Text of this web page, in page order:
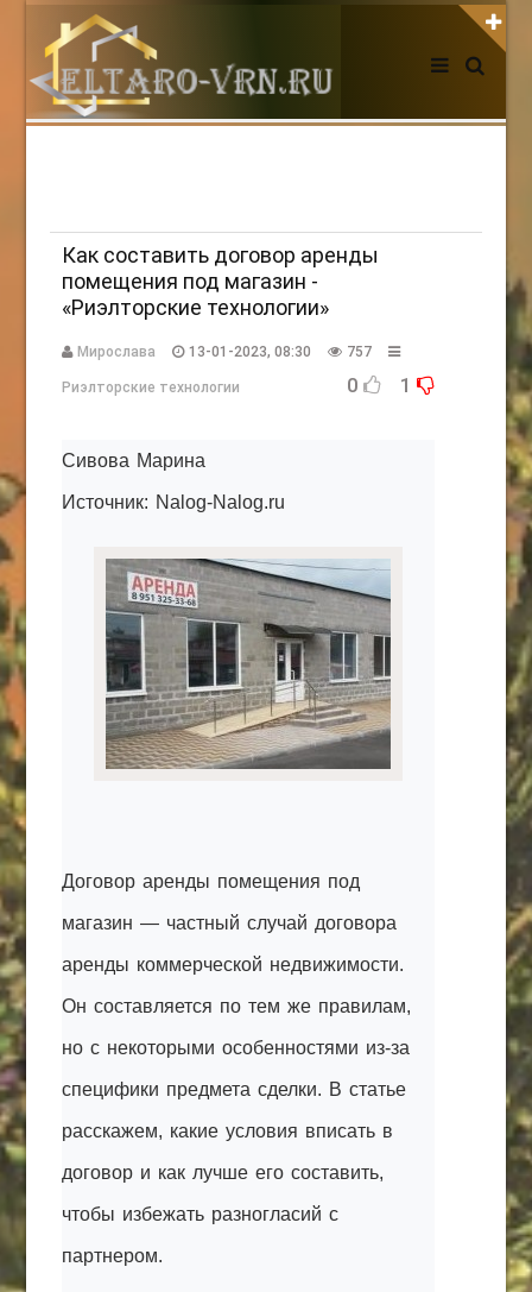
АВТОРИЗАЦИЯ НА САЙТЕ
Регистрация
НОВОСТИ СЕГОДНЯ
КАК С НАМИ СВЯЗАТЬСЯ
Edgarpo26@gmail.com
axin.ed@yandex.ru
yrikf40@gmail.com
Eltaro-Vrn.ru
Как составить договор аренды
помещения под магазин -
«Риэлторские технологии»
Мирослава 13-01-2023, 08:30 757
Риэлторские технологии 0 1
Сивова Марина
Источник: Nalog-Nalog.ru
Договор аренды помещения под
магазин — частный случай договора
аренды коммерческой недвижимости.
Он составляется по тем же правилам,
но с некоторыми особенностями из-за
специфики предмета сделки. В статье
расскажем, какие условия вписать в
договор и как лучше его составить,
чтобы избежать разногласий с
партнером.